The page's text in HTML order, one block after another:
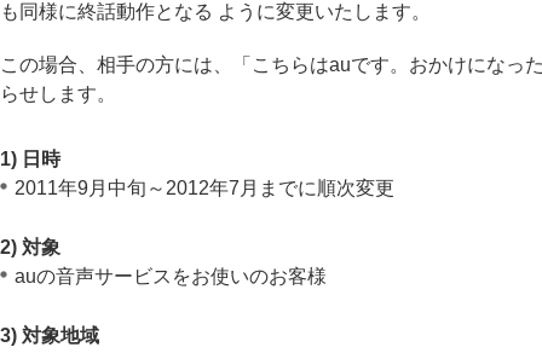
も同様に終話動作となる ように変更いたします。
この場合、相手の方には、「こちらはauです。おかけにな
らせします。
1) 日時
2011年9月中旬～2012年7月までに順次変更
2) 対象
auの音声サービスをお使いのお客様
3) 対象地域